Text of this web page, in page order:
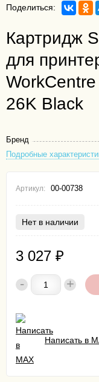
Поделиться:
Картридж
для
26K Black
Бренд
Подробные
Артикул: 00-00738
Нет в наличии
3 027 ₽
- +
Написать в